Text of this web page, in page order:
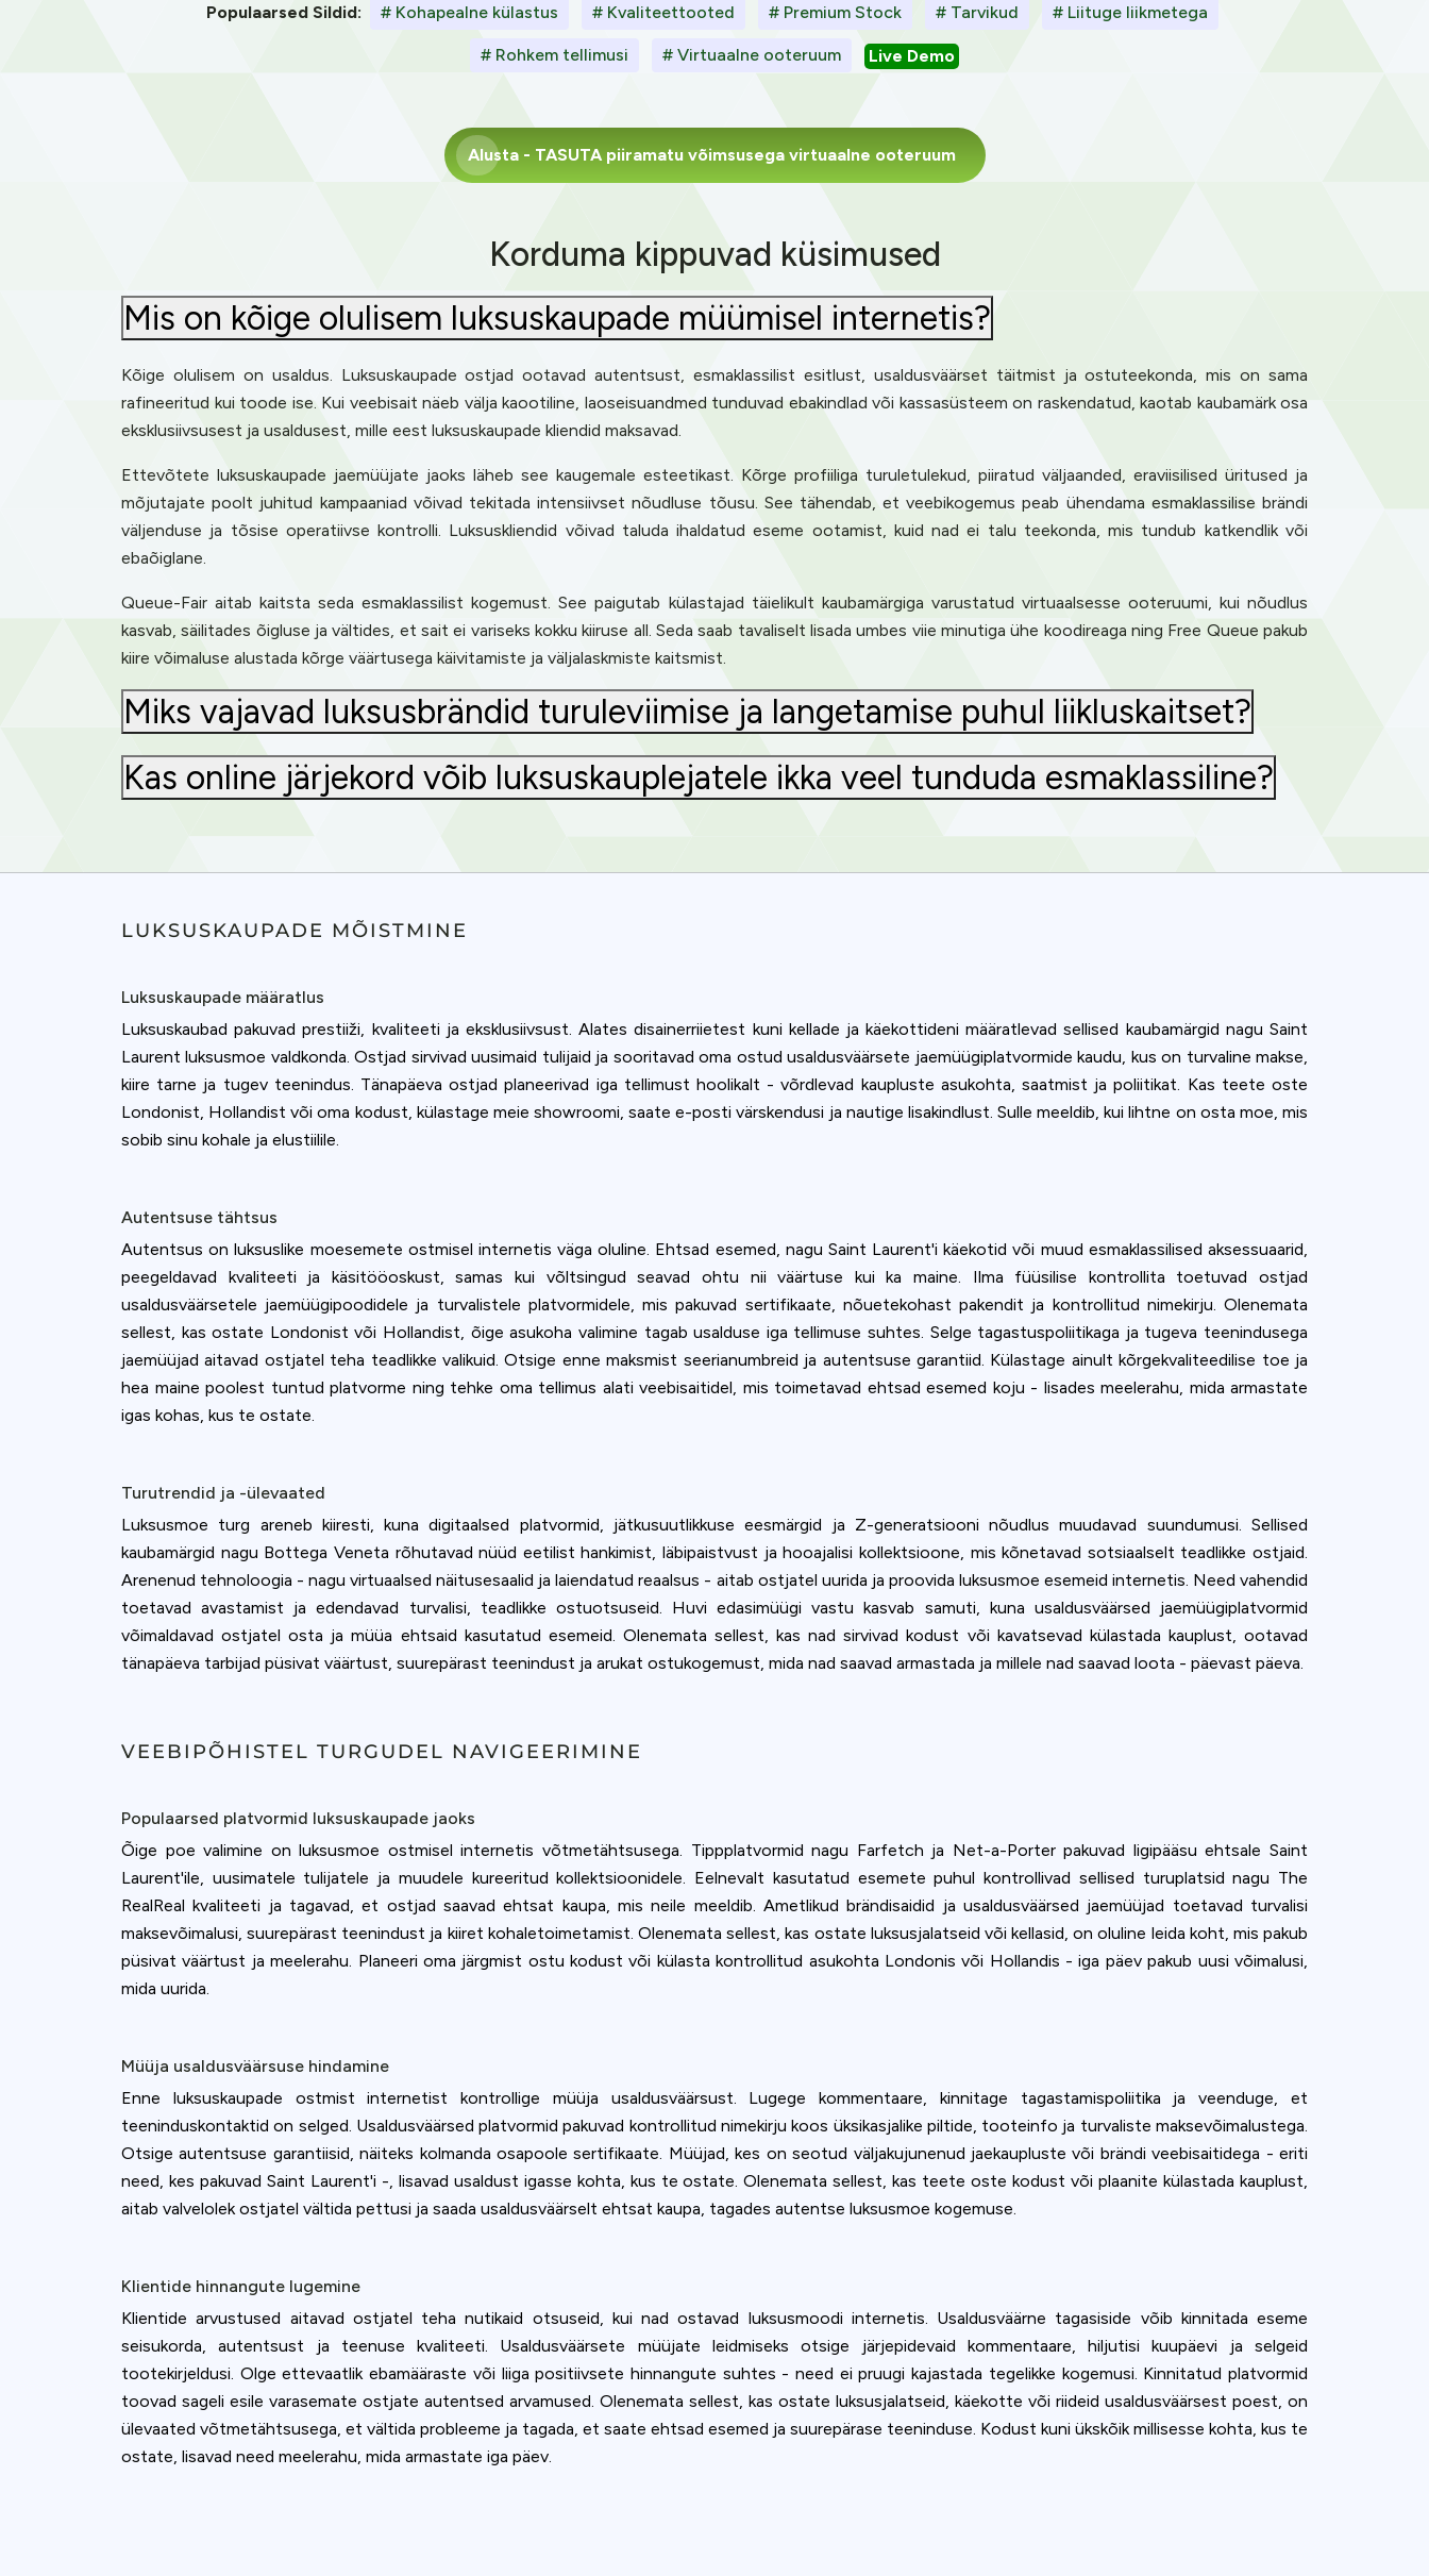
Populaarsed Sildid: # Kohapealne külastus # Kvaliteettooted # Premium Stock # Tarvikud # Liituge liikmetega
# Rohkem tellimusi # Virtuaalne ooteruum Live Demo
Alusta- TASUTA piiramatu võimsusega virtuaalne ooteruum
Korduma kippuvad küsimused
Mis on kõige olulisem luksuskaupade müümisel internetis?
Kõige olulisem on usaldus. Luksuskaupade ostjad ootavad autentsust, esmaklassilist esitlust, usaldusväärset täitmist ja ostuteekonda, mis on sama
rafineeritud kui toode ise. Kui veebisait näeb välja kaootiline, laoseisuandmed tunduvad ebakindlad või kassasüsteem on raskendatud, kaotab kaubamärk osa
eksklusiivsusest ja usaldusest, mille eest luksuskaupade kliendid maksavad.
Ettevõtete luksuskaupade jaemüüjate jaoks läheb see kaugemale esteetikast. Kõrge profiiliga turuletulekud, piiratud väljaanded, eraviisilised üritused ja
mõjutajate poolt juhitud kampaaniad võivad tekitada intensiivset nõudluse tõusu. See tähendab, et veebikogemus peab ühendama esmaklassilise brändi
väljenduse ja tõsise operatiivse kontrolli. Luksuskliendid võivad taluda ihaldatud eseme ootamist, kuid nad ei talu teekonda, mis tundub katkendlik või
ebaõiglane.
Queue-Fair aitab kaitsta seda esmaklassilist kogemust. See paigutab külastajad täielikult kaubamärgiga varustatud virtuaalsesse ooteruumi, kui nõudlus
kasvab, säilitades õigluse ja vältides, et sait ei variseks kokku kiiruse all. Seda saab tavaliselt lisada umbes viie minutiga ühe koodireaga ning Free Queue pakub
kiire võimaluse alustada kõrge väärtusega käivitamiste ja väljalaskmiste kaitsmist.
Miks vajavad luksusbrändid turuleviimise ja langetamise puhul liikluskaitset?
Kas online järjekord võib luksuskauplejatele ikka veel tunduda esmaklassiline?
LUKSUSKAUPADE MÕISTMINE
Luksuskaupade määratlus
Luksuskaubad pakuvad prestiiži, kvaliteeti ja eksklusiivsust. Alates disainerriietest kuni kellade ja käekottideni määratlevad sellised kaubamärgid nagu Saint
Laurent luksusmoe valdkonda. Ostjad sirvivad uusimaid tulijaid ja sooritavad oma ostud usaldusväärsete jaemüügiplatvormide kaudu, kus on turvaline makse,
kiire tarne ja tugev teenindus. Tänapäeva ostjad planeerivad iga tellimust hoolikalt - võrdlevad kaupluste asukohta, saatmist ja poliitikat. Kas teete oste
Londonist, Hollandist või oma kodust, külastage meie showroomi, saate e-posti värskendusi ja nautige lisakindlust. Sulle meeldib, kui lihtne on osta moe, mis
sobib sinu kohale ja elustiilile.
Autentsuse tähtsus
Autentsus on luksuslike moesemete ostmisel internetis väga oluline. Ehtsad esemed, nagu Saint Laurent'i käekotid või muud esmaklassilised aksessuaarid,
peegeldavad kvaliteeti ja käsitööoskust, samas kui võltsingud seavad ohtu nii väärtuse kui ka maine. Ilma füüsilise kontrollita toetuvad ostjad
usaldusväärsetele jaemüügipoodidele ja turvalistele platvormidele, mis pakuvad sertifikaate, nõuetekohast pakendit ja kontrollitud nimekirju. Olenemata
sellest, kas ostate Londonist või Hollandist, õige asukoha valimine tagab usalduse iga tellimuse suhtes. Selge tagastuspoliitikaga ja tugeva teenindusega
jaemüüjad aitavad ostjatel teha teadlikke valikuid. Otsige enne maksmist seerianumbreid ja autentsuse garantiid. Külastage ainult kõrgekvaliteedilise toe ja
hea maine poolest tuntud platvorme ning tehke oma tellimus alati veebisaitidel, mis toimetavad ehtsad esemed koju - lisades meelerahu, mida armastate
igas kohas, kus te ostate.
Turutrendid ja -ülevaated
Luksusmoe turg areneb kiiresti, kuna digitaalsed platvormid, jätkusuutlikkuse eesmärgid ja Z-generatsiooni nõudlus muudavad suundumusi. Sellised
kaubamärgid nagu Bottega Veneta rõhutavad nüüd eetilist hankimist, läbipaistvust ja hooajalisi kollektsioone, mis kõnetavad sotsiaalselt teadlikke ostjaid.
Arenenud tehnoloogia - nagu virtuaalsed näitusesaalid ja laiendatud reaalsus - aitab ostjatel uurida ja proovida luksusmoe esemeid internetis. Need vahendid
toetavad avastamist ja edendavad turvalisi, teadlikke ostuotsuseid. Huvi edasimüügi vastu kasvab samuti, kuna usaldusväärsed jaemüügiplatvormid
võimaldavad ostjatel osta ja müüa ehtsaid kasutatud esemeid. Olenemata sellest, kas nad sirvivad kodust või kavatsevad külastada kauplust, ootavad
tänapäeva tarbijad püsivat väärtust, suurepärast teenindust ja arukat ostukogemust, mida nad saavad armastada ja millele nad saavad loota - päevast päeva.
VEEBIPÕHISTEL TURGUDEL NAVIGEERIMINE
Populaarsed platvormid luksuskaupade jaoks
Õige poe valimine on luksusmoe ostmisel internetis võtmetähtsusega. Tippplatvormid nagu Farfetch ja Net-a-Porter pakuvad ligipääsu ehtsale Saint
Laurent'ile, uusimatele tulijatele ja muudele kureeritud kollektsioonidele. Eelnevalt kasutatud esemete puhul kontrollivad sellised turuplatsid nagu The
RealReal kvaliteeti ja tagavad, et ostjad saavad ehtsat kaupa, mis neile meeldib. Ametlikud brändisaidid ja usaldusväärsed jaemüüjad toetavad turvalisi
maksevõimalusi, suurepärast teenindust ja kiiret kohaletoimetamist. Olenemata sellest, kas ostate luksusjalatseid või kellasid, on oluline leida koht, mis pakub
püsivat väärtust ja meelerahu. Planeeri oma järgmist ostu kodust või külasta kontrollitud asukohta Londonis või Hollandis - iga päev pakub uusi võimalusi,
mida uurida.
Müüja usaldusväärsuse hindamine
Enne luksuskaupade ostmist internetist kontrollige müüja usaldusväärsust. Lugege kommentaare, kinnitage tagastamispoliitika ja veenduge, et
teeninduskontaktid on selged. Usaldusväärsed platvormid pakuvad kontrollitud nimekirju koos üksikasjalike piltide, tooteinfo ja turvaliste maksevõimalustega.
Otsige autentsuse garantiisid, näiteks kolmanda osapoole sertifikaate. Müüjad, kes on seotud väljakujunenud jaekaupluste või brändi veebisaitidega - eriti
need, kes pakuvad Saint Laurent'i -, lisavad usaldust igasse kohta, kus te ostate. Olenemata sellest, kas teete oste kodust või plaanite külastada kauplust,
aitab valvelolek ostjatel vältida pettusi ja saada usaldusväärselt ehtsat kaupa, tagades autentse luksusmoe kogemuse.
Klientide hinnangute lugemine
Klientide arvustused aitavad ostjatel teha nutikaid otsuseid, kui nad ostavad luksusmoodi internetis. Usaldusväärne tagasiside võib kinnitada eseme
seisukorda, autentsust ja teenuse kvaliteeti. Usaldusväärsete müüjate leidmiseks otsige järjepidevaid kommentaare, hiljutisi kuupäevi ja selgeid
tootekirjeldusi. Olge ettevaatlik ebamääraste või liiga positiivsete hinnangute suhtes - need ei pruugi kajastada tegelikke kogemusi. Kinnitatud platvormid
toovad sageli esile varasemate ostjate autentsed arvamused. Olenemata sellest, kas ostate luksusjalatseid, käekotte või riideid usaldusväärsest poest, on
ülevaated võtmetähtsusega, et vältida probleeme ja tagada, et saate ehtsad esemed ja suurepärase teeninduse. Kodust kuni ükskõik millisesse kohta, kus te
ostate, lisavad need meelerahu, mida armastate iga päev.
Cookies & Privacy
Queue-Fair.com uses cookies to provide content and improve your experience. You can